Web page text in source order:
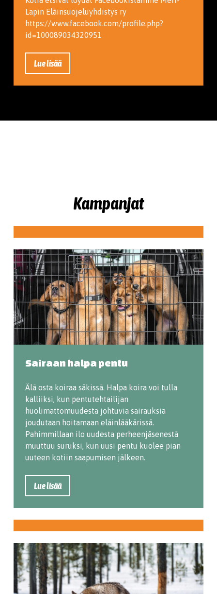
Lapin Eläinsuojeluyhdistys ry
https://www.facebook.com/profile.php?
id=100089034320951
Lue lisää
Kampanjat
Sairaan halpa pentu
Älä osta koiraa säkissä. Halpa koira voi tulla
kalliiksi, kun pentutehtailijan
huolimattomuudesta johtuvia sairauksia
joudutaan hoitamaan eläinlääkärissä.
Pahimmillaan ilo uudesta perheenjäsenestä
muuttuu suruksi, kun uusi pentu kuolee pian
uuteen kotiin saapumisen jälkeen.
Lue lisää